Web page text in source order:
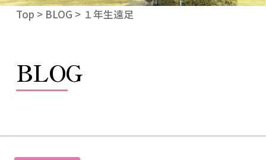
Top > BLOG > １年生遠足
BLOG